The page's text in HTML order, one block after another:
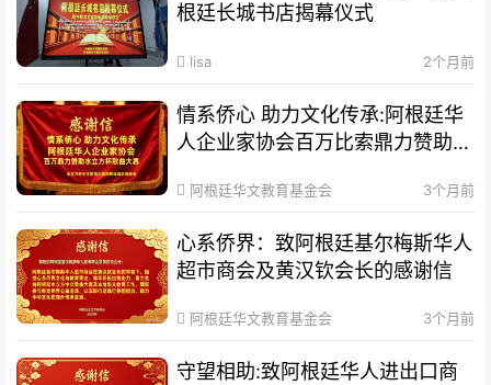
根廷长城书店揭幕仪式
lisa 2个月前
情系侨心 助力文化传承:阿根廷华
人企业家协会百万比索鼎力赞助水
阿根廷华文教育基金会 3个月前
心系侨界​：致阿根廷基尔梅斯华人
超市商会及黄汉钦会长的感谢信
阿根廷华文教育基金会 3个月前
守望相助:致阿根廷华人进出口商